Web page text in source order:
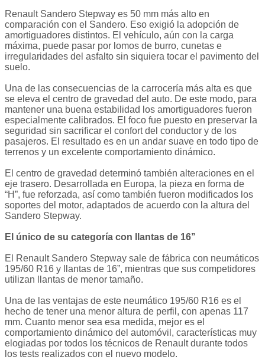
Renault Sandero Stepway es 50 mm más alto en
comparación con el Sandero. Eso exigió la adopción de
amortiguadores distintos. El vehículo, aún con la carga
máxima, puede pasar por lomos de burro, cunetas e
irregularidades del asfalto sin siquiera tocar el pavimento del
suelo.
Una de las consecuencias de la carrocería más alta es que
se eleva el centro de gravedad del auto. De este modo, para
mantener una buena estabilidad los amortiguadores fueron
especialmente calibrados. El foco fue puesto en preservar la
seguridad sin sacrificar el confort del conductor y de los
pasajeros. El resultado es en un andar suave en todo tipo de
terrenos y un excelente comportamiento dinámico.
El centro de gravedad determinó también alteraciones en el
eje trasero. Desarrollada en Europa, la pieza en forma de
“H”, fue reforzada, así como también fueron modificados los
soportes del motor, adaptados de acuerdo con la altura del
Sandero Stepway.
El único de su categoría con llantas de 16’’
El Renault Sandero Stepway sale de fábrica con neumáticos
195/60 R16 y llantas de 16”, mientras que sus competidores
utilizan llantas de menor tamaño.
Una de las ventajas de este neumático 195/60 R16 es el
hecho de tener una menor altura de perfil, con apenas 117
mm. Cuanto menor sea esa medida, mejor es el
comportamiento dinámico del automóvil, características muy
elogiadas por todos los técnicos de Renault durante todos
los tests realizados con el nuevo modelo.